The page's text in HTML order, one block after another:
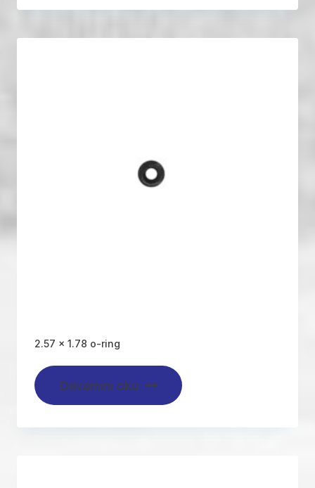
2.57 x 1.78 o-ring
Devamını oku